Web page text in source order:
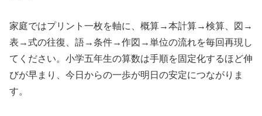
家庭ではプリント一枚を軸に、概算→本計算→検算、図→
表→式の往復、語→条件→作図→単位の流れを毎回再現し
てください。小学五年生の算数は手順を固定化するほど伸
びが早まり、今日からの一歩が明日の安定につながりま
す。